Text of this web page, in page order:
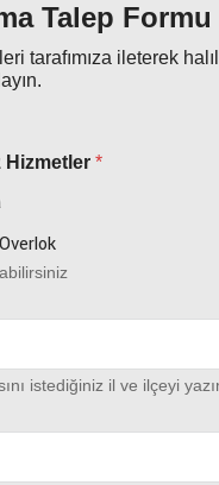
Talep Formu
tarafımıza ileterek
Hizmetler *
istediğiniz il ve ilçeyi